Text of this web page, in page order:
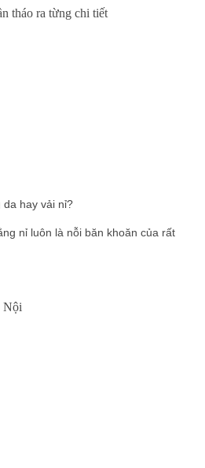
da hay vải nỉ?
nỉ luôn là nỗi băn khoăn của rất